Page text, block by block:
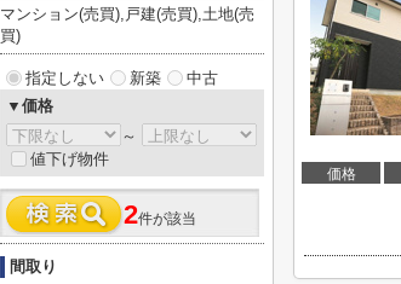
価格
マンション(売買),戸建(売買),土地(売
買)
指定しない 新築
中古
▼価格
～
値下げ物件
2件が該当
間取り